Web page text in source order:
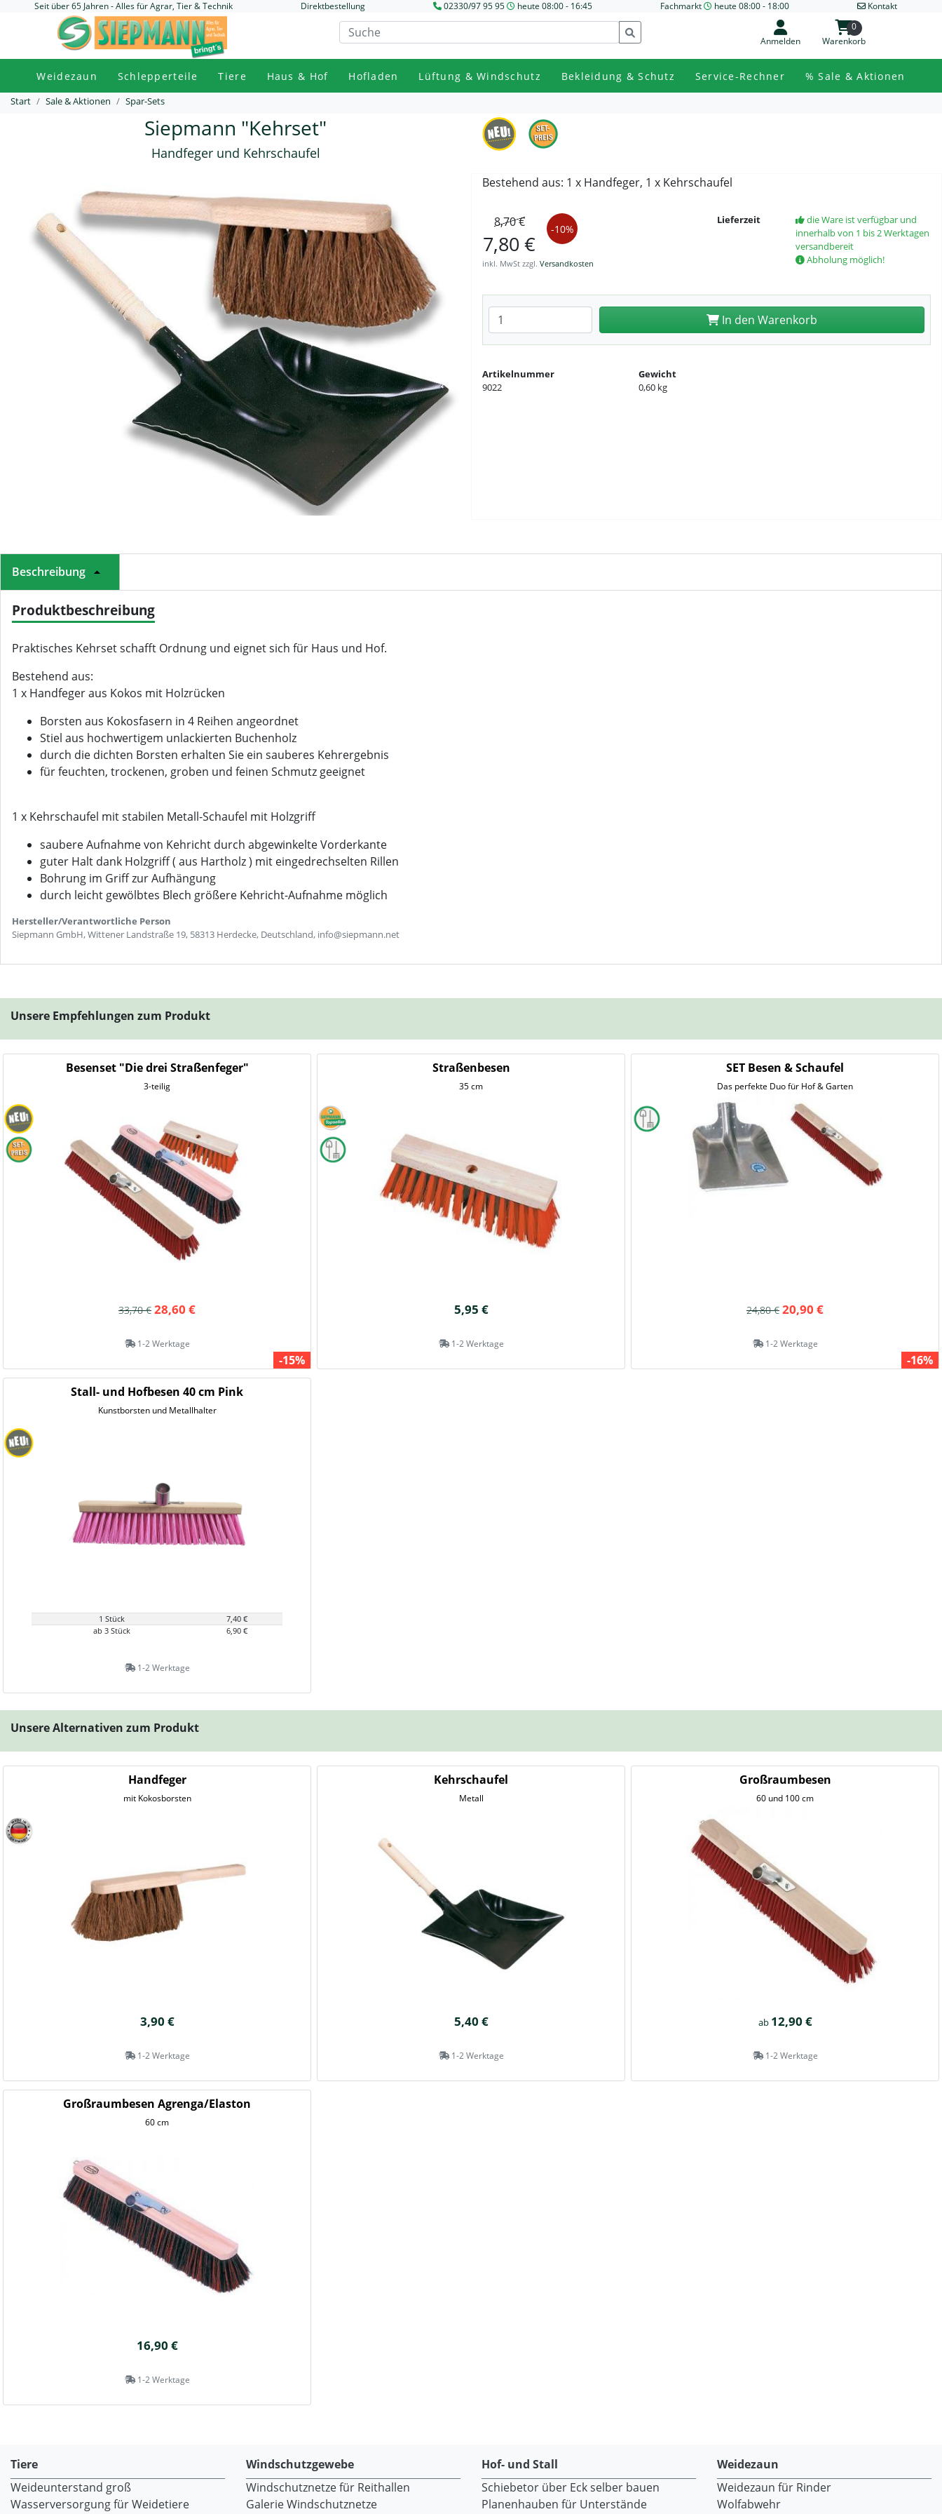
Seit über 65 Jahren - Alles für Agrar, Tier & Technik Direktbestellung 02330/97 95 95 heute 08:00 - 16:45 Fachmarkt heute 08:00 - 18:00 Kontakt
Anmelden Warenkorb
0
Weidezaun Schlepperteile Tiere Haus & Hof Hofladen Lüftung & Windschutz Bekleidung & Schutz Service-Rechner % Sale & Aktionen
Start Sale & Aktionen Spar-Sets
Siepmann "Kehrset"
Handfeger und Kehrschaufel
Bestehend aus: 1 x Handfeger, 1 x Kehrschaufel
8,70 €
7,80 €
-10%
inkl. MwSt zzgl. Versandkosten
Lieferzeit
die Ware ist verfügbar und
innerhalb von 1 bis 2 Werktagen
versandbereit
Abholung möglich!
Anzahl eingeben In den Warenkorb
Artikelnummer
9022
Gewicht
0,60 kg
Beschreibung
Produktbeschreibung
Praktisches Kehrset schafft Ordnung und eignet sich für Haus und Hof.
Bestehend aus:
1 x Handfeger aus Kokos mit Holzrücken
Borsten aus Kokosfasern in 4 Reihen angeordnet
Stiel aus hochwertigem unlackierten Buchenholz
durch die dichten Borsten erhalten Sie ein sauberes Kehrergebnis
für feuchten, trockenen, groben und feinen Schmutz geeignet
1 x Kehrschaufel mit stabilen Metall-Schaufel mit Holzgriff
saubere Aufnahme von Kehricht durch abgewinkelte Vorderkante
guter Halt dank Holzgriff ( aus Hartholz ) mit eingedrechselten Rillen
Bohrung im Griff zur Aufhängung
durch leicht gewölbtes Blech größere Kehricht-Aufnahme möglich
Hersteller/Verantwortliche Person
Siepmann GmbH, Wittener Landstraße 19, 58313 Herdecke, Deutschland, info@siepmann.net
Unsere Empfehlungen zum Produkt
Besenset "Die drei Straßenfeger"
3-teilig
33,70 € 28,60 €
1-2 Werktage
-15%
Straßenbesen
35 cm
5,95 €
1-2 Werktage
SET Besen & Schaufel
Das perfekte Duo für Hof & Garten
24,80 € 20,90 €
1-2 Werktage
-16%
Stall- und Hofbesen 40 cm Pink
Kunstborsten und Metallhalter
1 Stück
7,40 €
ab 3 Stück
6,90 €
1-2 Werktage
Unsere Alternativen zum Produkt
Handfeger
mit Kokosborsten
3,90 €
1-2 Werktage
Kehrschaufel
Metall
5,40 €
1-2 Werktage
Großraumbesen
60 und 100 cm
ab 12,90 €
1-2 Werktage
Großraumbesen Agrenga/Elaston
60 cm
16,90 €
1-2 Werktage
Tiere
Weideunterstand groß
Wasserversorgung für Weidetiere
Windschutzgewebe
Windschutznetze für Reithallen
Galerie Windschutznetze
Hof- und Stall
Schiebetor über Eck selber bauen
Planenhauben für Unterstände
Weidezaun
Weidezaun für Rinder
Wolfabwehr